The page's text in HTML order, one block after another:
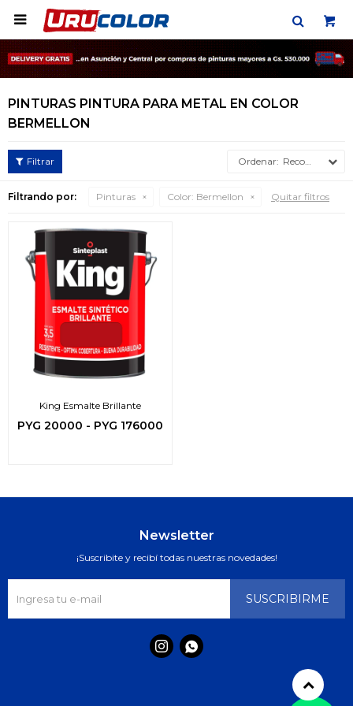

PINTURAS PINTURA PARA METAL EN COLOR
BERMELLON
Recomendados
Filtrando por: Pinturas Color: Bermellon Quitar filtros
King Esmalte Brillante
PYG 20000 - PYG 176000
Newsletter
¡Suscribite y recibí todas nuestras novedades!
SUSCRIBIRME
 